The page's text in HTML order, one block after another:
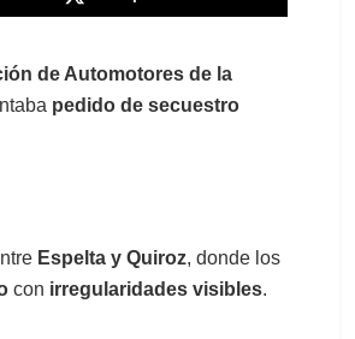
de Automotores de la
pedido de secuestro
Espelta y Quiroz, donde los
con irregularidades visibles.